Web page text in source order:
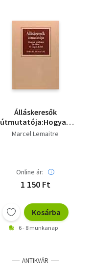
Álláskeresők
útmutatója:Hogyan
találjunk jó állást 30
Marcel Lemaitre
Online ár:
1 150 Ft
Kosárba
6 - 8 munkanap
ANTIKVÁR